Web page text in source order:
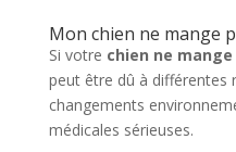
Mon chien ne mange
Si votre chien ne
peut être dû à différentes
changements
médicales sérieuses.